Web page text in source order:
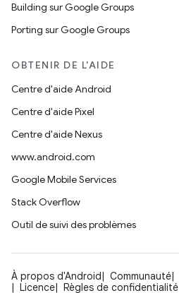
Building sur Google Groups
Porting sur Google Groups
OBTENIR DE L'AIDE
Centre d'aide Android
Centre d'aide Pixel
Centre d'aide Nexus
www.android.com
Google Mobile Services
Stack Overflow
Outil de suivi des problèmes
À propos d'Android Communauté
Licence
Règles de confidentialité